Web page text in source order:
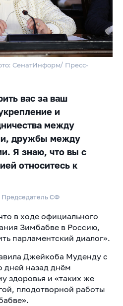
СенатИнформ/ Пресс-
вас за ваш
и
между
дружбы между
Я знаю, что вы с
относитесь к
Председатель СФ
в ходе официального
Зимбабве в Россию,
парламентский диалог».
Джейкоба Муденду с
назад днём
здоровья и «таких же
плодотворной работы